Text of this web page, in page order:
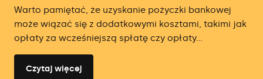
Warto pamiętać, że uzyskanie pożyczki bankowej
może wiązać się z dodatkowymi kosztami, takimi jak
opłaty za wcześniejszą spłatę czy opłaty...
Czytaj więcej